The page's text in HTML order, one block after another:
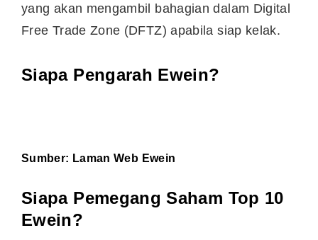
yang akan mengambil bahagian dalam Digital
Free Trade Zone (DFTZ) apabila siap kelak.
Siapa Pengarah Ewein?
Sumber: Laman Web Ewein
Siapa Pemegang Saham Top 10
Ewein?